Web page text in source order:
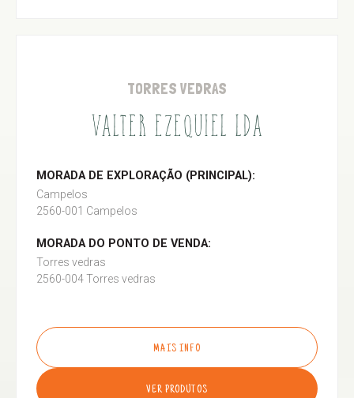
TORRES VEDRAS
VALTER EZEQUIEL LDA
MORADA DE EXPLORAÇÃO (PRINCIPAL):
Campelos
2560-001 Campelos
MORADA DO PONTO DE VENDA:
Torres vedras
2560-004 Torres vedras
MAIS INFO
VER PRODUTOS